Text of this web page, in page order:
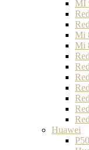
MI
Mi
Mi
Huawei